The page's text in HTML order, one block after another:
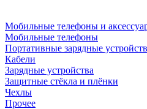
Мобильные телефоны и
Мобильные телефоны
Портативные зарядные
Кабели
Зарядные устройства
Защитные стёкла и плёнки
Чехлы
Прочее